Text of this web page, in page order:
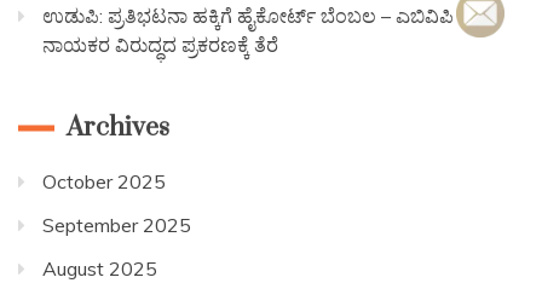
ಉಡುಪಿ: ಪ್ರತಿಭಟನಾ ಹಕ್ಕಿಗೆ ಹೈಕೋರ್ಟ್ ಬೆಂಬಲ – ಎಬಿವಿಪಿ
ನಾಯಕರ ವಿರುದ್ಧದ ಪ್ರಕರಣಕ್ಕೆ ತೆರೆ
Archives
October 2025
September 2025
August 2025